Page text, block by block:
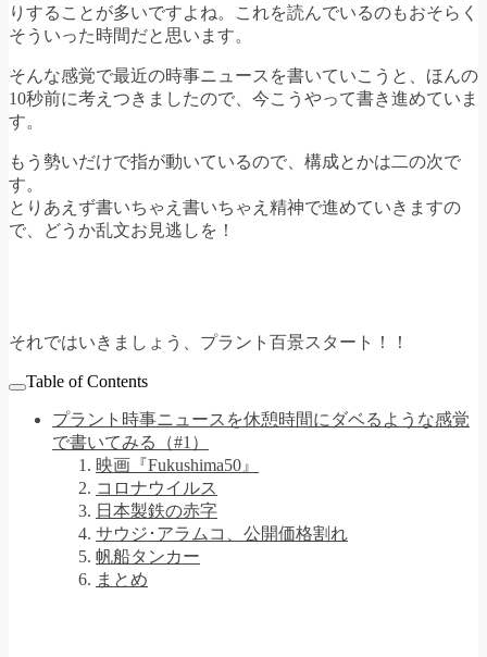
りすることが多いですよね。これを読んでいるのもおそらく
そういった時間だと思います。
そんな感覚で最近の時事ニュースを書いていこうと、ほんの
10秒前に考えつきましたので、今こうやって書き進めていま
す。
もう勢いだけで指が動いているので、構成とかは二の次で
す。
とりあえず書いちゃえ書いちゃえ精神で進めていきますの
で、どうか乱文お見逃しを！
それではいきましょう、プラント百景スタート！！
Table of Contents
プラント時事ニュースを休憩時間にダベるような感覚
で書いてみる（#1）
映画『Fukushima50』
コロナウイルス
日本製鉄の赤字
サウジ･アラムコ、公開価格割れ
帆船タンカー
まとめ